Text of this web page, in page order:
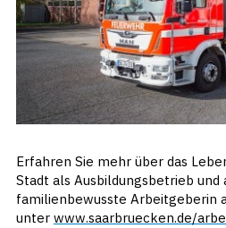
Erfahren Sie mehr über das
Stadt als Ausbildungsbetrieb
familienbewusste Arbeitgeberin
unter www.saarbruecken.de/